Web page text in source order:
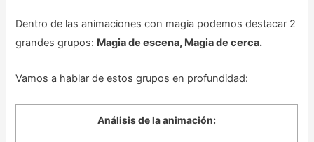
Dentro de las animaciones con magia podemos destacar 2
grandes grupos: Magia de escena, Magia de cerca.
Vamos a hablar de estos grupos en profundidad:
Análisis de la animación: